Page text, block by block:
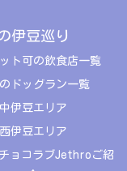
伊豆巡り
ト可の飲食店一覧
ドッグラン一覧
中伊豆エリア
西伊豆エリア
ョコラブJethroご紹